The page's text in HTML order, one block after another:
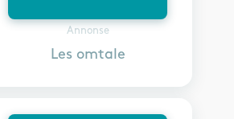
Annonse
Les omtale